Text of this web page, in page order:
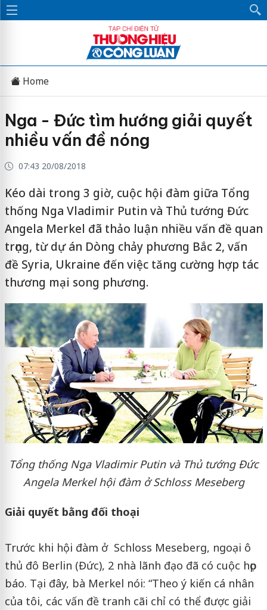
Home
Nga - Đức tìm hướng giải quyết
nhiều vấn đề nóng
07:43 20/08/2018
Kéo dài trong 3 giờ, cuộc hội đàm giữa Tổng
thống Nga Vladimir Putin và Thủ tướng Đức
Angela Merkel đã thảo luận nhiều vấn đề quan
trọng, từ dự án Dòng chảy phương Bắc 2, vấn
đề Syria, Ukraine đến việc tăng cường hợp tác
thương mại song phương.
Tổng thống Nga Vladimir Putin và Thủ tướng Đức
Angela Merkel hội đàm ở Schloss Meseberg
Giải quyết bằng đối thoại
Trước khi hội đàm ở Schloss Meseberg, ngoại ô
thủ đô Berlin (Đức), 2 nhà lãnh đạo đã có cuộc họp
báo. Tại đây, bà Merkel nói: “Theo ý kiến cá nhân
của tôi, các vấn đề tranh cãi chỉ có thể được giải